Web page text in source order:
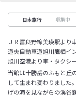
日本旅行 収集中
ＪＲ富良野線美瑛駅より
道央自動車道旭川鷹栖イ
旭川空港より車・タクシ
当館は十勝岳のふもと丘
して生まれ変わりました
げの滝を見ながらの渓谷